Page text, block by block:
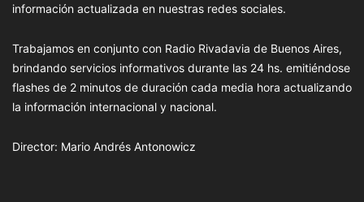
información actualizada en nuestras redes sociales.
Trabajamos en conjunto con Radio Rivadavia de Buenos Aires,
brindando servicios informativos durante las 24 hs. emitiéndose
flashes de 2 minutos de duración cada media hora actualizando
la información internacional y nacional.
Director: Mario Andrés Antonowicz